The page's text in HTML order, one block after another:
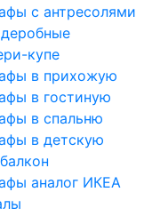
с антресолями
купе
в прихожую
в гостиную
в спальню
в детскую
аналог ИКЕА